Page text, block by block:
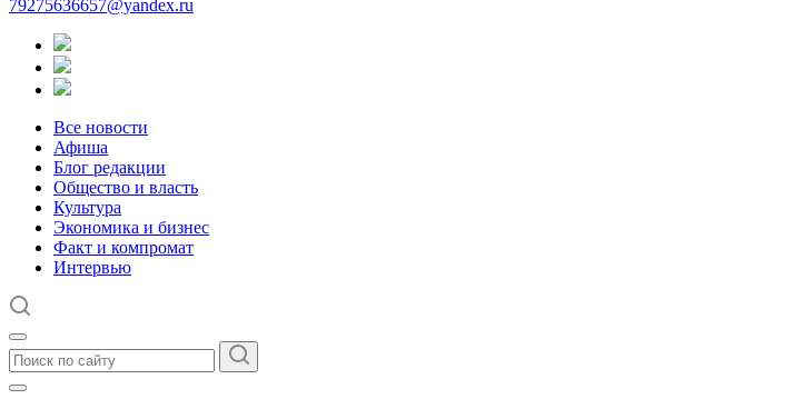
79275636657@yandex.ru
Все новости
Афиша
Блог редакции
Общество и власть
Культура
Экономика и бизнес
Факт и компромат
Интервью